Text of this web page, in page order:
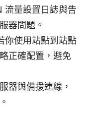
流量設置日誌與告
器問題。
你使用站點到站點
正確配置，避免
器與備援連線，